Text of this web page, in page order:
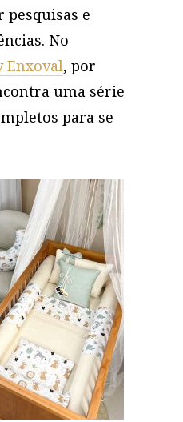
pesquisas e
No
Enxoval, por
uma série
para se